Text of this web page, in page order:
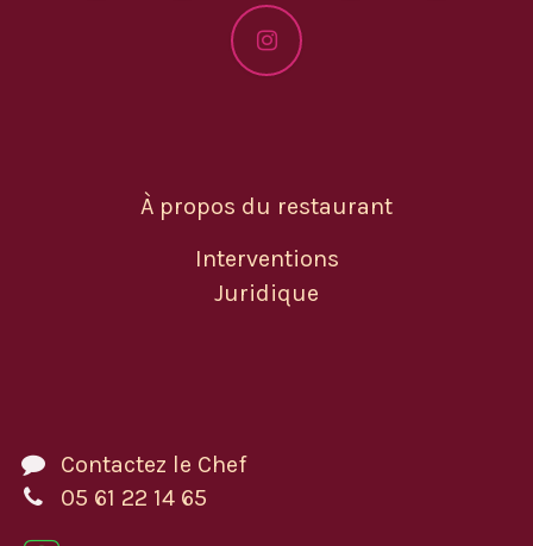
À propos du restaurant
Interventions
Juridique
Contactez le Chef
05 61 22 14 65